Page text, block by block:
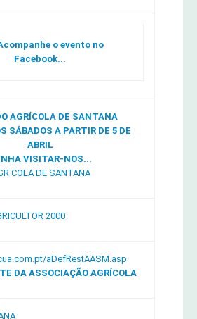
o evento no
Facebook...
AGRÍCOLA DE SANTANA
SÁBADOS A PARTIR DE 5 DE
ABRIL
VISITAR-NOS...
DA ASSOCIAÇÃO AGRÍCOLA